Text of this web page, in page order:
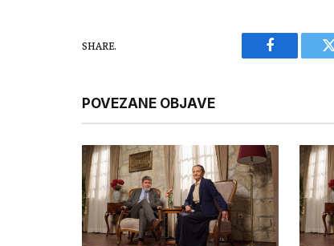
SHARE.
Facebook
POVEZANE OBJAVE